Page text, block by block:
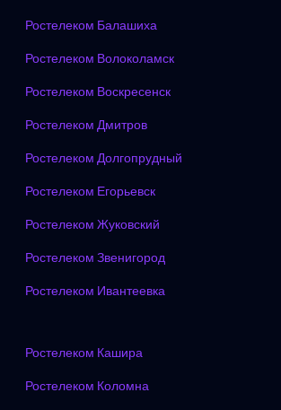
Ростелеком Балашиха
Ростелеком Волоколамск
Ростелеком Воскресенск
Ростелеком Дмитров
Ростелеком Долгопрудный
Ростелеком Егорьевск
Ростелеком Жуковский
Ростелеком Звенигород
Ростелеком Ивантеевка
Ростелеком Кашира
Ростелеком Коломна